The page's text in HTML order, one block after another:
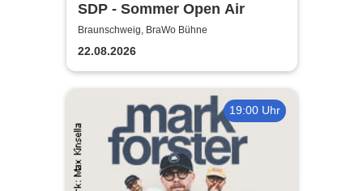
SDP - Sommer Open Air
Braunschweig, BraWo Bühne
22.08.2026
19:00 Uhr